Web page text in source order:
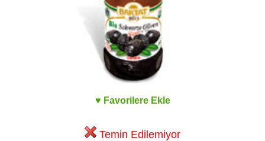
♥ Favorilere Ekle
Temin Edilemiyor